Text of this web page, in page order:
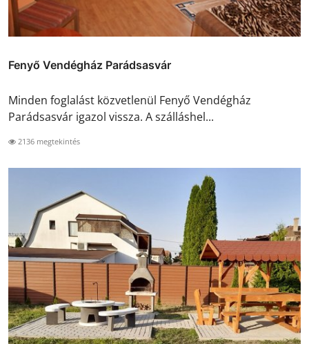
Fenyő Vendégház Parádsasvár
Minden foglalást közvetlenül Fenyő Vendégház
Parádsasvár igazol vissza. A szálláshel...
2136 megtekintés